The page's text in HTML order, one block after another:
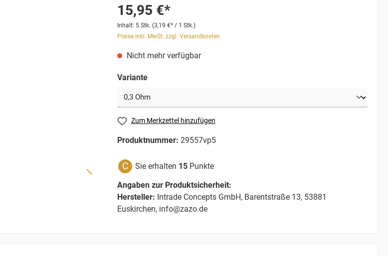
15,95 €*
Inhalt: 5 Stk. (3,19 €* / 1 Stk.)
Preise inkl. MwSt. zzgl. Versandkosten
Nicht mehr verfügbar
Variante
Zum Merkzettel hinzufügen
Produktnummer: 29557vp5
C Sie erhalten 15 Punkte
Angaben zur Produktsicherheit:
Hersteller: Intrade Concepts GmbH, Barentstraße 13, 53881
Euskirchen, info@zazo.de